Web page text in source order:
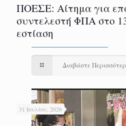
ΠΟΕΣΕ: Αίτημα για
συντελεστή ΦΠΑ στο
εστίαση
Διαβάστε
31 Ιουλίου, 2026